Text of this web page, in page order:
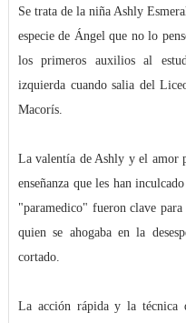
Se trata de la niña Ashly
especie de Ángel que no lo
los primeros auxilios al
izquierda cuando salia del
Macorís.
La valentía de Ashly y el amor
enseñanza que les han
"paramedico" fueron clave para
quien se ahogaba en la
cortado.
La acción rápida y la